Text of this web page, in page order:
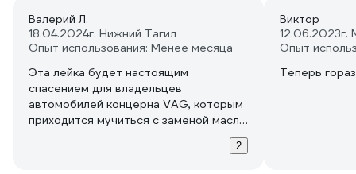
Валерий Л.
18.04.2024г. Нижний Тагил
Опыт использования: Менее месяца
Эта лейка будет настоящим
спасением для владельцев
автомобилей концерна VAG, которым
приходится мучиться с заменой масла.
2
Виктор
12.06.2023г.
Опыт
Теперь